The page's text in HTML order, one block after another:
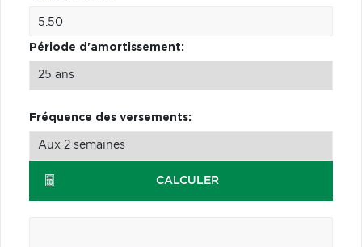
Période d'amortissement:
Fréquence des versements:
CALCULER